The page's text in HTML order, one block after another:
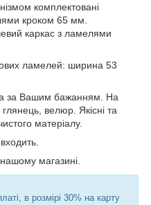
комплектовані
кроком 65 мм.
каркас з ламелями
ламелей: ширина 53
за Вашим бажанням. На
велюр. Якісні та
матеріалу.
магазині.
в розмірі 30% на карту